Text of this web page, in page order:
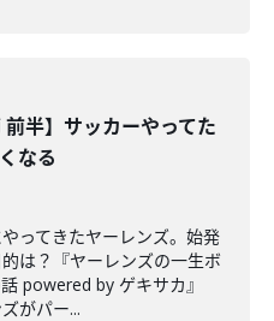
前半】サッカーやってた
なる
ってきたヤーレンズ。始発
は？『ヤーレンズの一生ボ
powered by ゲキサカ』
がパー...